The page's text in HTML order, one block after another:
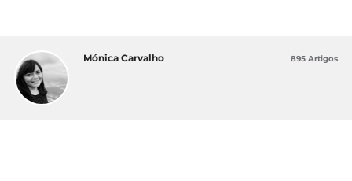
Mónica Carvalho 895 Artigos